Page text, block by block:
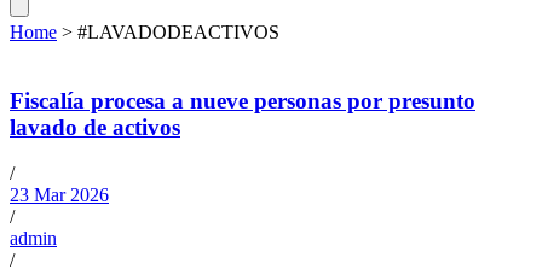
Home > #LAVADODEACTIVOS
Fiscalía procesa a nueve personas por presunto
lavado de activos
/
23 Mar 2026
/
admin
/